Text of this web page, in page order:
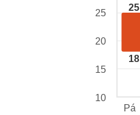
25
18
25
20
15
10
Pá